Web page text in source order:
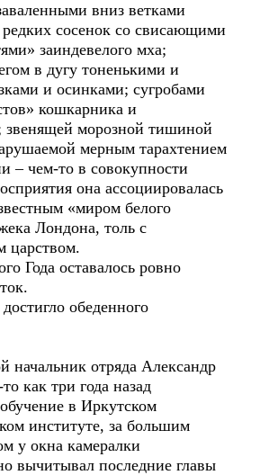
вниз ветками
сосенок со свисающими
заиндевелого мха;
в дугу тоненькими и
и осинками; сугробами
кошкарника и
звенящей морозной тишиной
мерным тарахтением
– чем-то в совокупности
она ассоциировалась
«миром белого
Лондона, толь с
царством.
оставалось ровно
обеденного
отряда Александр
как три года назад
в Иркутском
институте, за большим
у окна камералки
вычитывал последние главы